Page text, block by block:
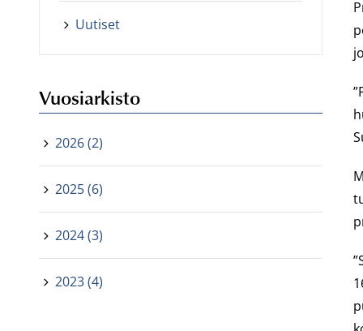
Uutiset
Vuosiarkisto
2026 (2)
2025 (6)
2024 (3)
2023 (4)